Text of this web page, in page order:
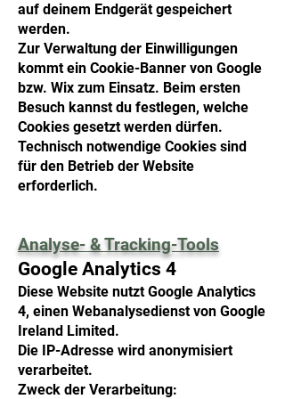
auf deinem Endgerät gespeichert
werden.
Zur Verwaltung der Einwilligungen
kommt ein Cookie-Banner von Google
bzw. Wix zum Einsatz. Beim ersten
Besuch kannst du festlegen, welche
Cookies gesetzt werden dürfen.
Technisch notwendige Cookies sind
für den Betrieb der Website
erforderlich.
Analyse- & Tracking-Tools
Google Analytics 4
Diese Website nutzt Google Analytics
4, einen Webanalysedienst von Google
Ireland Limited.
Die IP-Adresse wird anonymisiert
verarbeitet.
Zweck der Verarbeitung: